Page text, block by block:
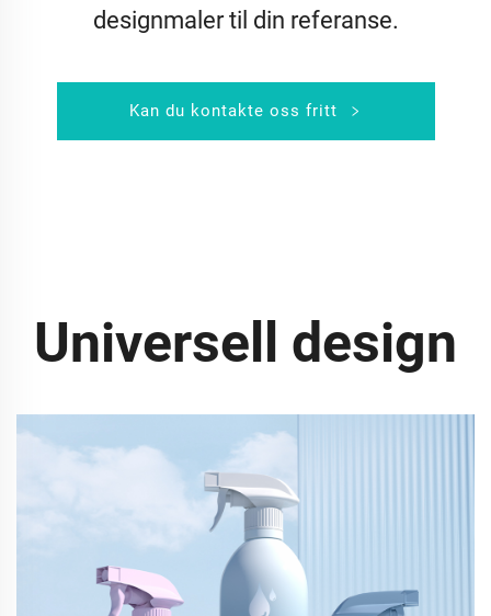
designmaler til din referanse.
Kan du kontakte oss fritt
Universell design